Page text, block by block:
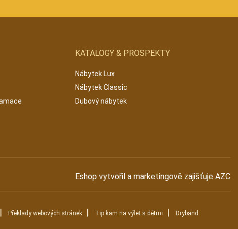
KATALOGY & PROSPEKTY
Nábytek Lux
Nábytek Classic
Dubový nábytek
Eshop vytvořil a marketingově zajišťuje AZC
Překlady webových stránek| Tip kam na výlet s dětmi | Dryband